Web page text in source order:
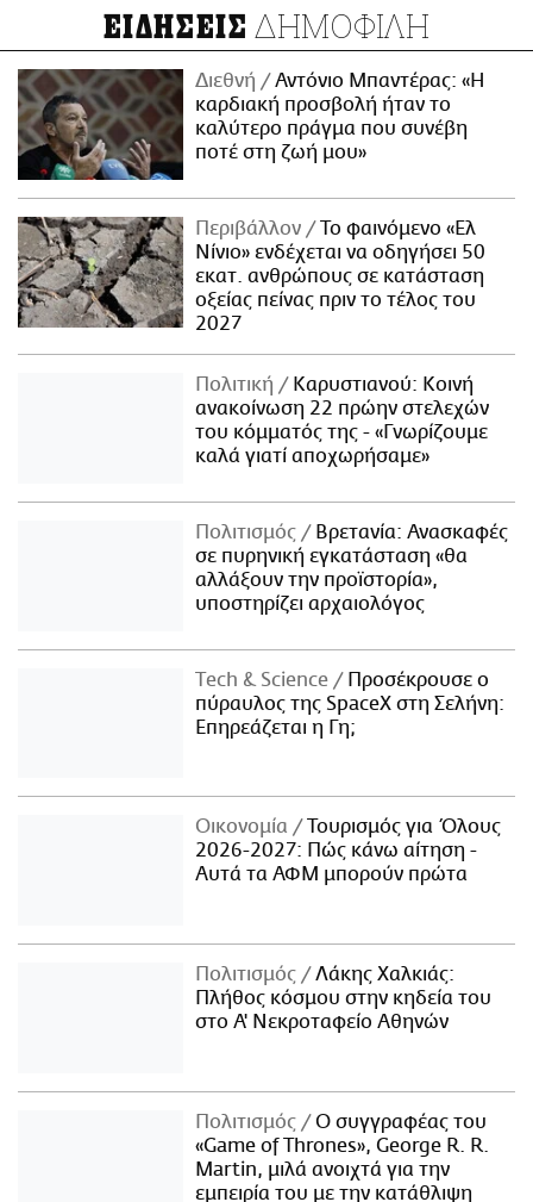
ΕΙΔΗΣΕΙΣ ΔΗΜΟΦΙΛΗ
Διεθνή
Αντόνιο Μπαντέρας: «Η
καρδιακή προσβολή ήταν το
καλύτερο πράγμα που συνέβη
ποτέ στη ζωή μου»
Περιβάλλον
Το φαινόμενο «Ελ
Νίνιο» ενδέχεται να οδηγήσει 50
εκατ. ανθρώπους σε κατάσταση
οξείας πείνας πριν το τέλος του
2027
Πολιτική
Καρυστιανού: Κοινή
ανακοίνωση 22 πρώην στελεχών
του κόμματός της - «Γνωρίζουμε
καλά γιατί αποχωρήσαμε»
Πολιτισμός
Βρετανία: Ανασκαφές
σε πυρηνική εγκατάσταση «θα
αλλάξουν την προϊστορία»,
υποστηρίζει αρχαιολόγος
Τech & Science
Προσέκρουσε ο
πύραυλος της SpaceX στη Σελήνη:
Επηρεάζεται η Γη;
Οικονομία
Τουρισμός για Όλους
2026-2027: Πώς κάνω αίτηση -
Αυτά τα ΑΦΜ μπορούν πρώτα
Πολιτισμός
Λάκης Χαλκιάς:
Πλήθος κόσμου στην κηδεία του
στο Α' Νεκροταφείο Αθηνών
Πολιτισμός
Ο συγγραφέας του
«Game of Thrones», George R. R.
Martin, μιλά ανοιχτά για την
εμπειρία του με την κατάθλιψη